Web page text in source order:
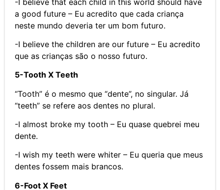
a good future – Eu acredito que cada criança
neste mundo deveria ter um bom futuro.
-I believe the children are our future – Eu acredito
que as crianças são o nosso futuro.
5-Tooth X Teeth
“Tooth” é o mesmo que “dente”, no singular. Já
“teeth” se refere aos dentes no plural.
-I almost broke my tooth – Eu quase quebrei meu
dente.
-I wish my teeth were whiter – Eu queria que meus
dentes fossem mais brancos.
6-Foot X Feet